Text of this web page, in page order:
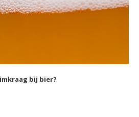
bij bier?